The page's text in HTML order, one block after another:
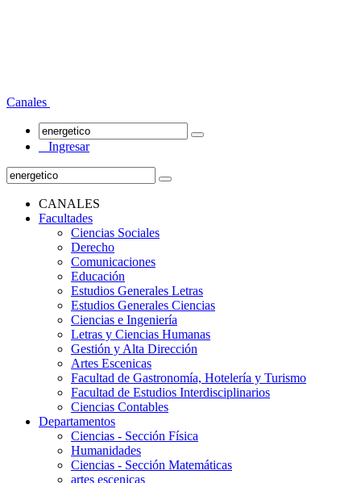
Canales
Ingresar
CANALES
Facultades
Ciencias Sociales
Derecho
Comunicaciones
Educación
Estudios Generales Letras
Estudios Generales Ciencias
Ciencias e Ingeniería
Letras y Ciencias Humanas
Gestión y Alta Dirección
Artes Escenicas
Facultad de Gastronomía, Hotelería y Turismo
Facultad de Estudios Interdisciplinarios
Ciencias Contables
Departamentos
Ciencias - Sección Física
Humanidades
Ciencias - Sección Matemáticas
artes escenicas